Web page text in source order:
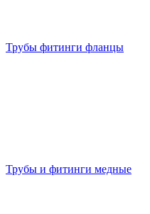
Трубы фитинги фланцы
Трубы и фитинги медные